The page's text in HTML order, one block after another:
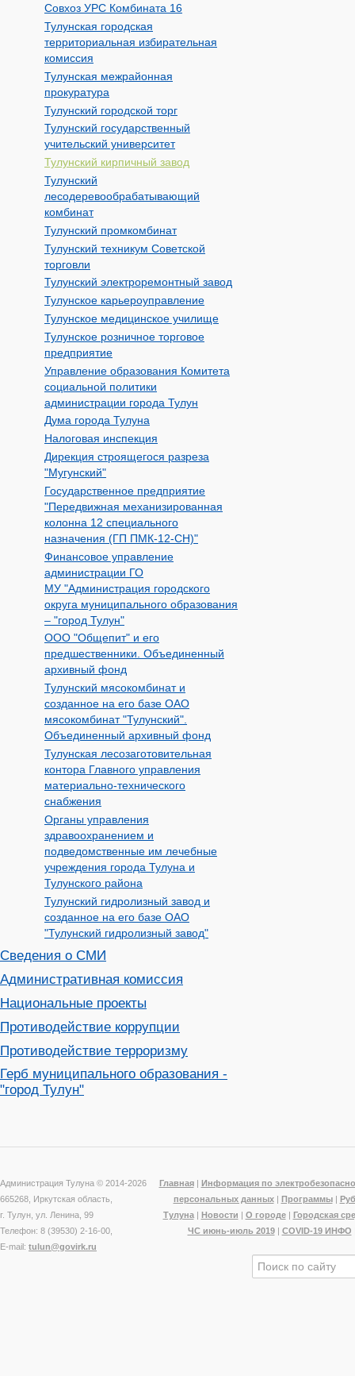
Совхоз УРС Комбината 16
Тулунская городская
территориальная избирательная
комиссия
Тулунская межрайонная
прокуратура
Тулунский городской торг
Тулунский государственный
учительский университет
Тулунский кирпичный завод
Тулунский
лесодеревообрабатывающий
комбинат
Тулунский промкомбинат
Тулунский техникум Советской
торговли
Тулунский электроремонтный завод
Тулунское карьероуправление
Тулунское медицинское училище
Тулунское розничное торговое
предприятие
Управление образования Комитета
социальной политики
администрации города Тулун
Дума города Тулуна
Налоговая инспекция
Дирекция строящегося разреза
"Мугунский"
Государственное предприятие
"Передвижная механизированная
колонна 12 специального
назначения (ГП ПМК-12-СН)"
Финансовое управление
администрации ГО
МУ "Администрация городского
округа муниципального образования
– "город Тулун"
ООО "Общепит" и его
предшественники. Объединенный
архивный фонд
Тулунский мясокомбинат и
созданное на его базе ОАО
мясокомбинат "Тулунский".
Объединенный архивный фонд
Тулунская лесозаготовительная
контора Главного управления
материально-технического
снабжения
Органы управления
здравоохранением и
подведомственные им лечебные
учреждения города Тулуна и
Тулунского района
Тулунский гидролизный завод и
созданное на его базе ОАО
"Тулунский гидролизный завод"
Сведения о СМИ
Административная комиссия
Национальные проекты
Противодействие коррупции
Противодействие терроризму
Герб муниципального образования -
"город Тулун"
Администрация Тулуна © 2014-2026
665268, Иркутская область,
г. Тулун, ул. Ленина, 99
Телефон: 8 (39530) 2-16-00,
E-mail: tulun@govirk.ru
Главная|
Информация по
персональных данных| Программы|
Тулуна| Новости О городе|
Городская
ЧС июнь-июль 2019| COVID-19 ИНФО